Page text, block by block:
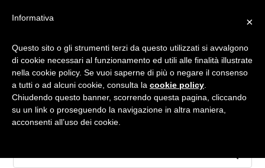
Archivio mensile:
FEBBRAIO 2013
×
Informativa
Questo sito o gli strumenti terzi da questo utilizzati si avvalgono
di cookie necessari al funzionamento ed utili alle finalità illustrate
nella cookie policy. Se vuoi saperne di più o negare il consenso
a tutti o ad alcuni cookie, consulta la cookie policy
Chiudendo questo banner, scorrendo questa pagina, cliccando
su un link o proseguendo la navigazione in altra maniera,
acconsenti all’uso dei cookie.